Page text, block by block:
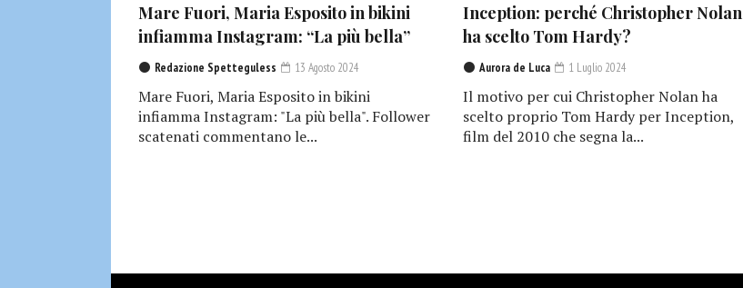
Mare Fuori, Maria Esposito in bikini
infiamma Instagram: “La più bella”
Redazione Spetteguless 13 Agosto 2024
Mare Fuori, Maria Esposito in bikini
infiamma Instagram: "La più bella". Follower
scatenati commentano le...
Inception: perché Christopher Nolan
ha scelto Tom Hardy?
Aurora de Luca 1 Luglio 2024
Il motivo per cui Christopher Nolan ha
scelto proprio Tom Hardy per Inception,
film del 2010 che segna la...